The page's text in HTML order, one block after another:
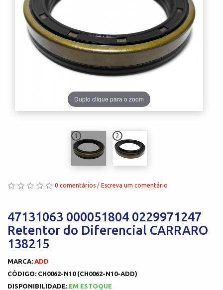
1 2
Duplo clique para o zoom
0 comentários / Escreva um comentário
47131063 000051804 0229971247
Retentor do Diferencial CARRARO
138215
MARCA: ADD
CÓDIGO: CH0062-N10 (CH0062-N10-ADD)
DISPONIBILIDADE: EM ESTOQUE